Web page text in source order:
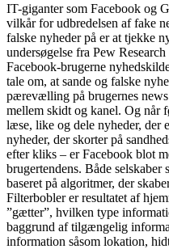
IT-giganter som Facebook og
vilkår for udbredelsen af fake
falske nyheder på er at tjekke
undersøgelse fra Pew
Facebook-brugerne
tale om, at sande og falske
pærevælling på brugernes
mellem skidt og kanel. Og når
læse, like og dele nyheder, der
nyheder, der skorter på
efter kliks – er Facebook blot
brugertendens. Både
baseret på algoritmer, der
Filterbobler er resultatet af
”gætter”, hvilken type
baggrund af tilgængelig
information såsom lokation,